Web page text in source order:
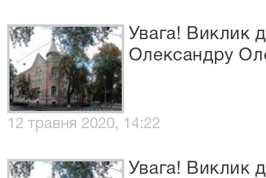
Увага! Виклик
Олександру
12 травня 2020, 14:22
Увага! Виклик